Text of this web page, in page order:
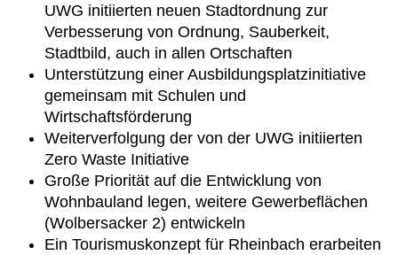
UWG initiierten neuen Stadtordnung zur
Verbesserung von Ordnung, Sauberkeit,
Stadtbild, auch in allen Ortschaften
Unterstützung einer Ausbildungsplatzinitiative
gemeinsam mit Schulen und
Wirtschaftsförderung
Weiterverfolgung der von der UWG initiierten
Zero Waste Initiative
Große Priorität auf die Entwicklung von
Wohnbauland legen, weitere Gewerbeflächen
(Wolbersacker 2) entwickeln
Ein Tourismuskonzept für Rheinbach erarbeiten